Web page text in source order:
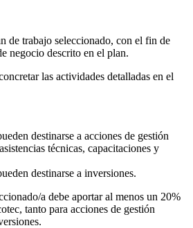
de trabajo seleccionado, con el fin de
negocio descrito en el plan.
las actividades detalladas en el
destinarse a acciones de gestión
técnicas, capacitaciones y
destinarse a inversiones.
a debe aportar al menos un 20%
tanto para acciones de gestión